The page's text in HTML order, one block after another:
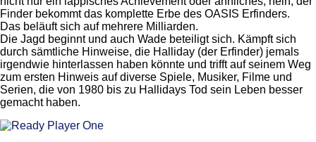
Finder bekommt das komplette Erbe des OASIS Erfinders.
Das beläuft sich auf mehrere Milliarden.
Die Jagd beginnt und auch Wade beteiligt sich. Kämpft sich
durch sämtliche Hinweise, die Halliday (der Erfinder) jemals
irgendwie hinterlassen haben könnte und trifft auf seinem Weg
zum ersten Hinweis auf diverse Spiele, Musiker, Filme und
Serien, die von 1980 bis zu Hallidays Tod sein Leben besser
gemacht haben.